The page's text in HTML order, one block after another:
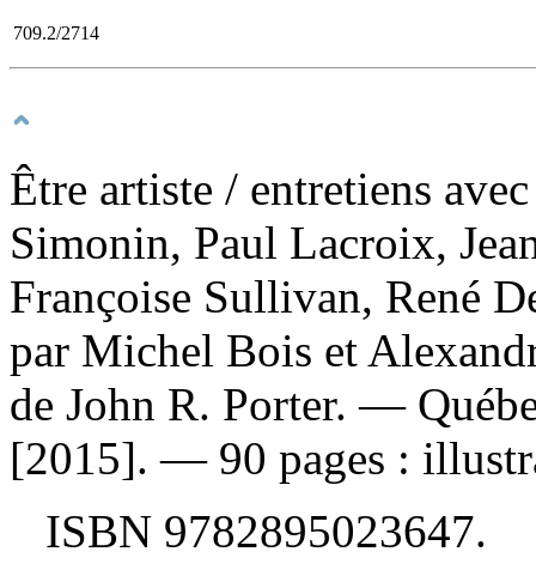
709.2/2714
Être artiste / entretiens
Simonin, Paul Lacroix,
Françoise Sullivan, René
par Michel Bois et
de John R. Porter. —
[2015]. — 90 pages :
ISBN 9782895023647.